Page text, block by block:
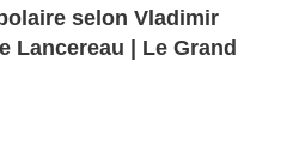
selon Vladimir
Lancereau | Le Grand